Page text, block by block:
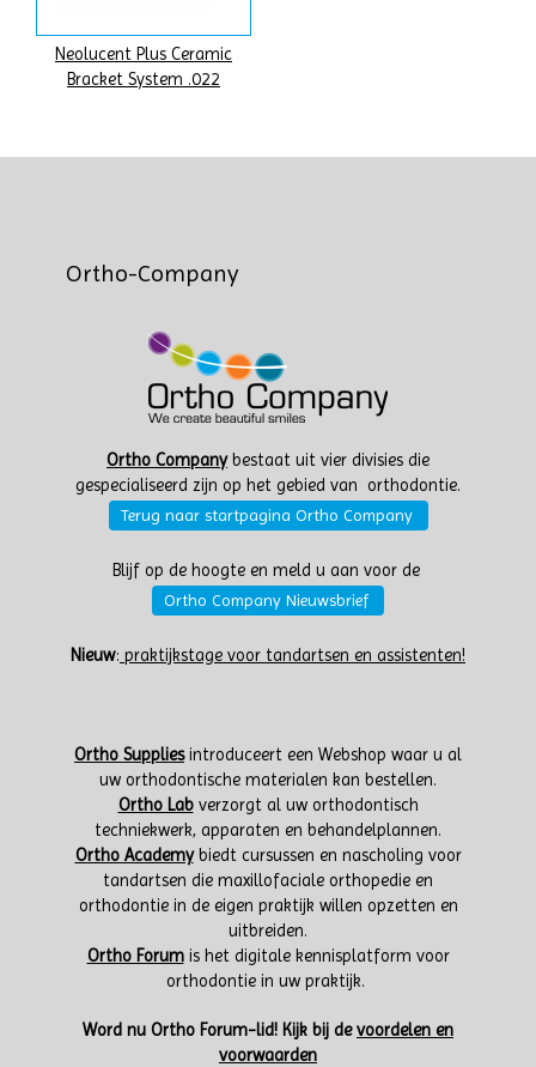
Neolucent Plus Ceramic
Bracket System .022
Ortho-Company
Ortho Companybestaat uit vier divisies die
gespecialiseerd zijn op het gebied van orthodontie.
Terug naar startpagina Ortho Company
Blijf op de hoogte en meld u aan voor de
Ortho Company Nieuwsbrief
Nieuw: praktijkstage voor tandartsen en assistenten!
Ortho Suppliesintroduceert een Webshop waar u al
uw orthodontische materialen kan bestellen.
Ortho Labverzorgt al uw orthodontisch
techniekwerk, apparaten en behandelplannen.
Ortho Academybiedt cursussen en nascholing voor
tandartsen die maxillofaciale orthopedie en
orthodontie in de eigen praktijk willen opzetten en
uitbreiden.
Ortho Forumis het digitale kennisplatform voor
orthodontie in uw praktijk.
Word nu Ortho Forum-lid! Kijk bij devoordelen en
voorwaarden